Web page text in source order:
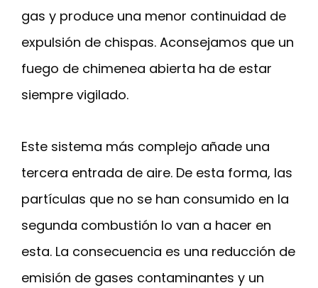
gas y produce una menor continuidad de
expulsión de chispas. Aconsejamos que un
fuego de chimenea abierta ha de estar
siempre vigilado.
Este sistema más complejo añade una
tercera entrada de aire. De esta forma, las
partículas que no se han consumido en la
segunda combustión lo van a hacer en
esta. La consecuencia es una reducción de
emisión de gases contaminantes y un